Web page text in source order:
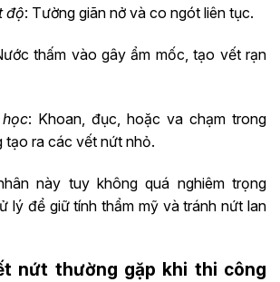
độ: Tường giãn nở và co ngót liên tục.
thấm vào gây ẩm mốc, tạo vết rạn
: Khoan, đục, hoặc va chạm trong
tạo ra các vết nứt nhỏ.
này tuy không quá nghiêm trọng
lý để giữ tính thẩm mỹ và tránh nứt lan
nứt thường gặp khi thi công